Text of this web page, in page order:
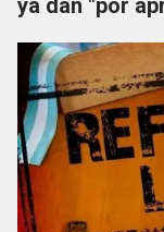
ya dan "por